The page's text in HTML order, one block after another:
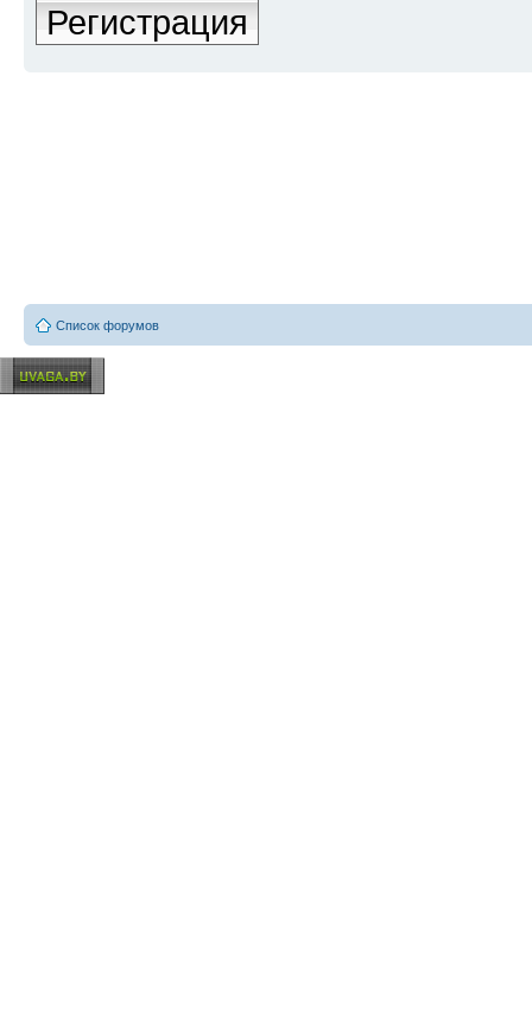
Регистрация
Список форумов